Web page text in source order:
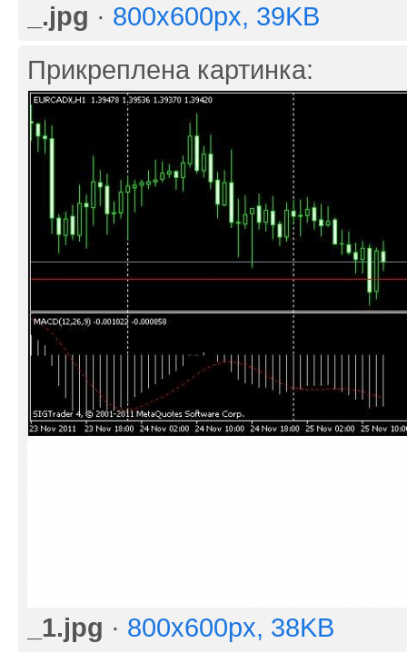
_.jpg · 800x600px, 39KB
Прикреплена картинка:
_1.jpg · 800x600px, 38KB